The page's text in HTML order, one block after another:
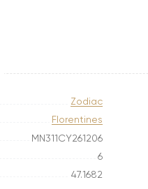
Zodiac
Florentines
MN311CY261206
6
47.1682